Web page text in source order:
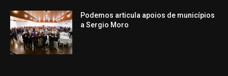
Podemos articula apoios de municípios
a Sergio Moro